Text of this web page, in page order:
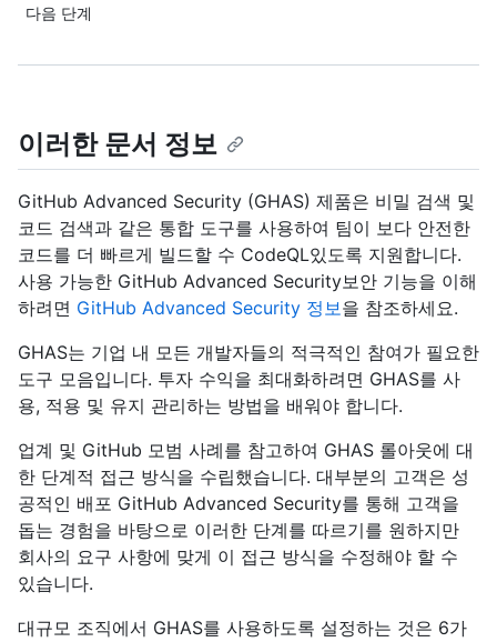
다음 단계
이러한 문서 정보
GitHub Advanced Security (GHAS) 제품은 비밀 검색 및
코드 검색과 같은 통합 도구를 사용하여 팀이 보다 안전한
코드를 더 빠르게 빌드할 수 CodeQL있도록 지원합니다.
사용 가능한 GitHub Advanced Security보안 기능을 이해
하려면 GitHub Advanced Security 정보을 참조하세요.
GHAS는 기업 내 모든 개발자들의 적극적인 참여가 필요한
도구 모음입니다. 투자 수익을 최대화하려면 GHAS를 사
용, 적용 및 유지 관리하는 방법을 배워야 합니다.
업계 및 GitHub 모범 사례를 참고하여 GHAS 롤아웃에 대
한 단계적 접근 방식을 수립했습니다. 대부분의 고객은 성
공적인 배포 GitHub Advanced Security를 통해 고객을
돕는 경험을 바탕으로 이러한 단계를 따르기를 원하지만
회사의 요구 사항에 맞게 이 접근 방식을 수정해야 할 수
있습니다.
대규모 조직에서 GHAS를 사용하도록 설정하는 것은 6가